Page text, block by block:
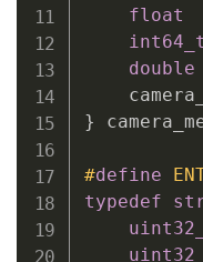
float
int64_t
double
}
#define
typedef